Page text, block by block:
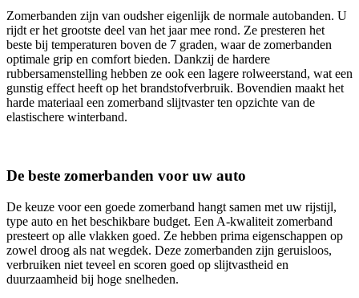
Zomerbanden zijn van oudsher eigenlijk de normale autobanden. U
rijdt er het grootste deel van het jaar mee rond. Ze presteren het
beste bij temperaturen boven de 7 graden, waar de zomerbanden
optimale grip en comfort bieden. Dankzij de hardere
rubbersamenstelling hebben ze ook een lagere rolweerstand, wat een
gunstig effect heeft op het brandstofverbruik. Bovendien maakt het
harde materiaal een zomerband slijtvaster ten opzichte van de
elastischere winterband.
De beste zomerbanden voor uw auto
De keuze voor een goede zomerband hangt samen met uw rijstijl,
type auto en het beschikbare budget. Een A-kwaliteit zomerband
presteert op alle vlakken goed. Ze hebben prima eigenschappen op
zowel droog als nat wegdek. Deze zomerbanden zijn geruisloos,
verbruiken niet teveel en scoren goed op slijtvastheid en
duurzaamheid bij hoge snelheden.